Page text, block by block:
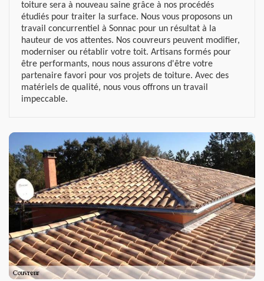
toiture sera à nouveau saine grâce à nos procédés
étudiés pour traiter la surface. Nous vous proposons un
travail concurrentiel à Sonnac pour un résultat à la
hauteur de vos attentes. Nos couvreurs peuvent modifier,
moderniser ou rétablir votre toit. Artisans formés pour
être performants, nous nous assurons d'être votre
partenaire favori pour vos projets de toiture. Avec des
matériels de qualité, nous vous offrons un travail
impeccable.